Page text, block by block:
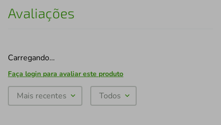
Avaliações
Carregando…
Faça login para avaliar este produto
Mais recentes Todos